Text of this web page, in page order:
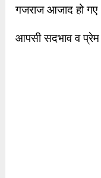
गजराज आजाद हो
आपसी सदभाव व